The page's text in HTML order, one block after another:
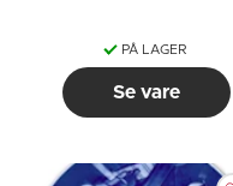
PÅ LAGER
Se vare